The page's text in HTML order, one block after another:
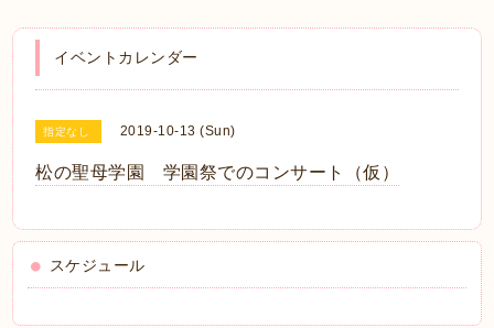
イベントカレンダー
指定なし 2019-10-13 (Sun)
松の聖母学園 学園祭でのコンサート（仮）
スケジュール